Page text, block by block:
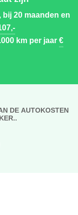
bij 20 maanden en
km per jaar€
DE AUTOKOSTEN